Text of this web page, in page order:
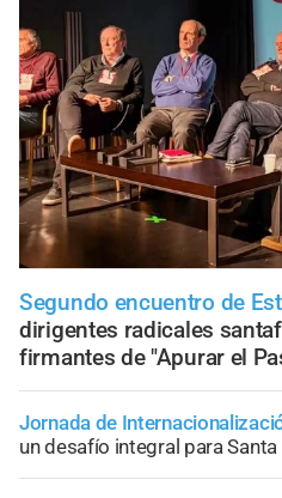
Segundo encuentro de
dirigentes radicales
firmantes de "Apurar el
Jornada de
un desafío integral para Santa